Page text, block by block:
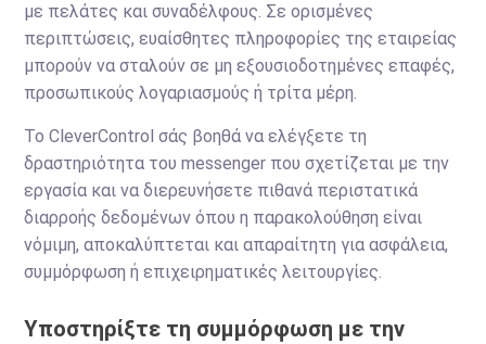
με πελάτες και συναδέλφους. Σε ορισμένες
περιπτώσεις, ευαίσθητες πληροφορίες της εταιρείας
μπορούν να σταλούν σε μη εξουσιοδοτημένες επαφές,
προσωπικούς λογαριασμούς ή τρίτα μέρη.
Το CleverControl σάς βοηθά να ελέγξετε τη
δραστηριότητα του messenger που σχετίζεται με την
εργασία και να διερευνήσετε πιθανά περιστατικά
διαρροής δεδομένων όπου η παρακολούθηση είναι
νόμιμη, αποκαλύπτεται και απαραίτητη για ασφάλεια,
συμμόρφωση ή επιχειρηματικές λειτουργίες.
Υποστηρίξτε τη συμμόρφωση με την